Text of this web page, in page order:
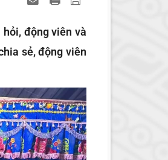
động viên và
sẻ, động viên